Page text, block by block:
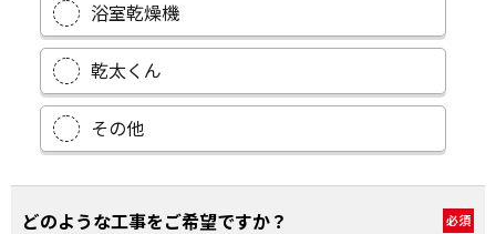
浴室乾燥機
乾太くん
その他
どのような工事をご希望ですか？ 必須